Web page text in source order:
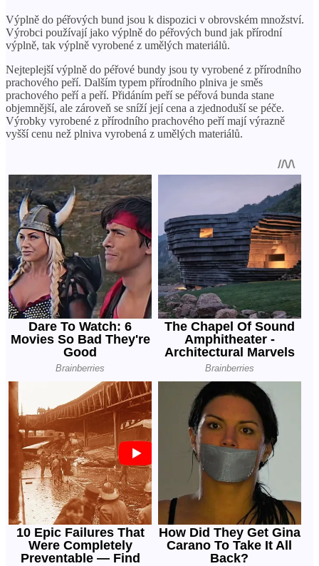
Výplně do péřových bund jsou k dispozici v obrovském množství.
Výrobci používají jako výplně do péřových bund jak přírodní
výplně, tak výplně vyrobené z umělých materiálů.
Nejteplejší výplně do péřové bundy jsou ty vyrobené z přírodního
prachového peří. Dalším typem přírodního plniva je směs
prachového peří a peří. Přidáním peří se péřová bunda stane
objemnější, ale zároveň se sníží její cena a zjednoduší se péče.
Výrobky vyrobené z přírodního prachového peří mají výrazně
vyšší cenu než plniva vyrobená z umělých materiálů.